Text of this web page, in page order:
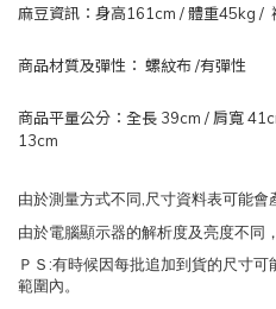
麻豆資訊： 身高161cm / 體重45kg /
商品材質及彈性： 螺紋布/有彈性
商品平量公分：全長 39cm / 肩寬 41
13cm
由於測量方式不同 尺寸資料表可能會
由於電腦顯示器的解析度及亮度不同
ＰＳ :有時候因每批追加到貨的尺寸可
範圍內。